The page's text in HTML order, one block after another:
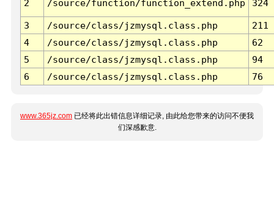
2 /source/function/function_extend.php 324
3 /source/class/jzmysql.class.php
211
4
/source/class/jzmysql.class.php
62
5
/source/class/jzmysql.class.php
94
6
/source/class/jzmysql.class.php 76
www.365jz.com 已经将此出错信息详细记录, 由此给您带来的访问不便我
们深感歉意.